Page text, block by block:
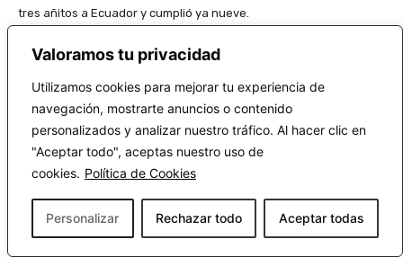
Valoramos tu privacidad
Utilizamos cookies para mejorar tu experiencia de
navegación, mostrarte anuncios o contenido
personalizados y analizar nuestro tráfico. Al hacer clic en
"Aceptar todo", aceptas nuestro uso de
cookies. Política de Cookies
Personalizar Rechazar todo Aceptar todas
tres añitos a Ecuador y cumplió ya nueve.
en línea y de transferencias bancarias hacia Venezuela y
incluso ecuatorianos que tienen familiares por allá.
Ella usa zapatillas, pantalón de calentador y camiseta, el cabello
recogido. En el local hay mostradores donde se exhiben algunos
productos venezolanos, especialmente chucherías, palabra que
usan en Venezuela para decir golosinas.
—Ahora nos reinventamos así. Yo hago los pasteles.
—¿Todos esos dulces son de allá?
—El Gancito no, ese es de aquí. Pero la Samba, el Cococete, los